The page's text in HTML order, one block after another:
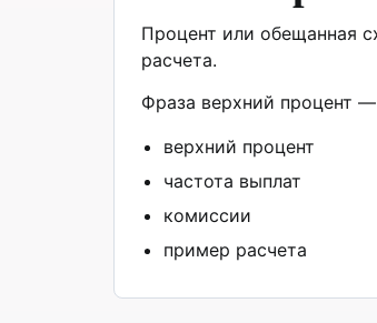
Процент или обещанная
расчета.
Фраза верхний процент —
верхний процент
частота выплат
комиссии
пример расчета